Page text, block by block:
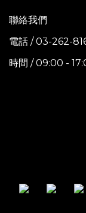
聯絡我們
電話 / 03-262-
時間 / 09:00 -